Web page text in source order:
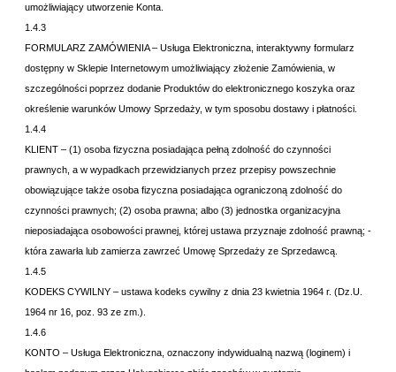
umożliwiający utworzenie Konta.
1.4.3
FORMULARZ ZAMÓWIENIA – Usługa Elektroniczna, interaktywny formularz
dostępny w Sklepie Internetowym umożliwiający złożenie Zamówienia, w
szczególności poprzez dodanie Produktów do elektronicznego koszyka oraz
określenie warunków Umowy Sprzedaży, w tym sposobu dostawy i płatności.
1.4.4
KLIENT – (1) osoba fizyczna posiadająca pełną zdolność do czynności
prawnych, a w wypadkach przewidzianych przez przepisy powszechnie
obowiązujące także osoba fizyczna posiadająca ograniczoną zdolność do
czynności prawnych; (2) osoba prawna; albo (3) jednostka organizacyjna
nieposiadająca osobowości prawnej, której ustawa przyznaje zdolność prawną; -
która zawarła lub zamierza zawrzeć Umowę Sprzedaży ze Sprzedawcą.
1.4.5
KODEKS CYWILNY – ustawa kodeks cywilny z dnia 23 kwietnia 1964 r. (Dz.U.
1964 nr 16, poz. 93 ze zm.).
1.4.6
KONTO – Usługa Elektroniczna, oznaczony indywidualną nazwą (loginem) i